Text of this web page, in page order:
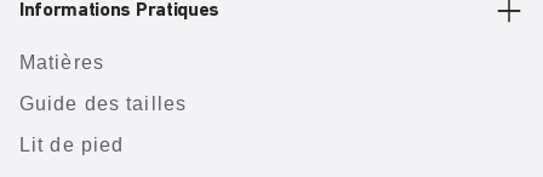
Informations Pratiques
Matières
Guide des tailles
Lit de pied